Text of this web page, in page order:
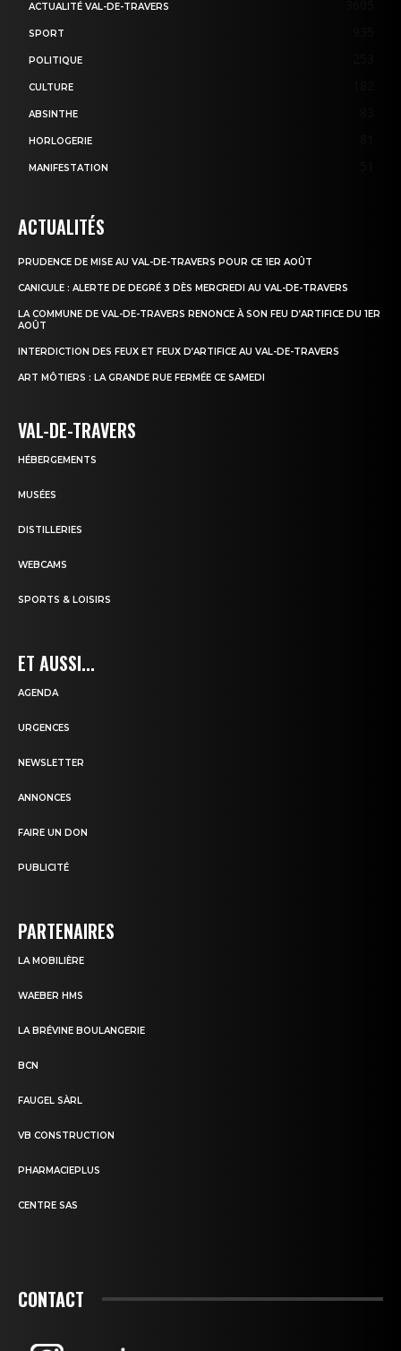
ACTUALITÉ VAL-DE-TRAVERS
SPORT
POLITIQUE
CULTURE
ABSINTHE
HORLOGERIE
MANIFESTATION
ACTUALITÉS
PRUDENCE DE MISE AU VAL-DE-TRAVERS POUR CE 1ER AOÛT
CANICULE : ALERTE DE DEGRÉ 3 DÈS MERCREDI AU VAL-DE-TRAVERS
LA COMMUNE DE VAL-DE-TRAVERS RENONCE À SON FEU D’ARTIFICE DU 1ER
AOÛT
INTERDICTION DES FEUX ET FEUX D’ARTIFICE AU VAL-DE-TRAVERS
ART MÔTIERS : LA GRANDE RUE FERMÉE CE SAMEDI
VAL-DE-TRAVERS
HÉBERGEMENTS
MUSÉES
DISTILLERIES
WEBCAMS
SPORTS & LOISIRS
ET AUSSI...
AGENDA
URGENCES
NEWSLETTER
ANNONCES
FAIRE UN DON
PUBLICITÉ
PARTENAIRES
LA MOBILIÈRE
WAEBER HMS
LA BRÉVINE BOULANGERIE
BCN
FAUGEL SÀRL
VB CONSTRUCTION
PHARMACIEPLUS
CENTRE SAS
CONTACT